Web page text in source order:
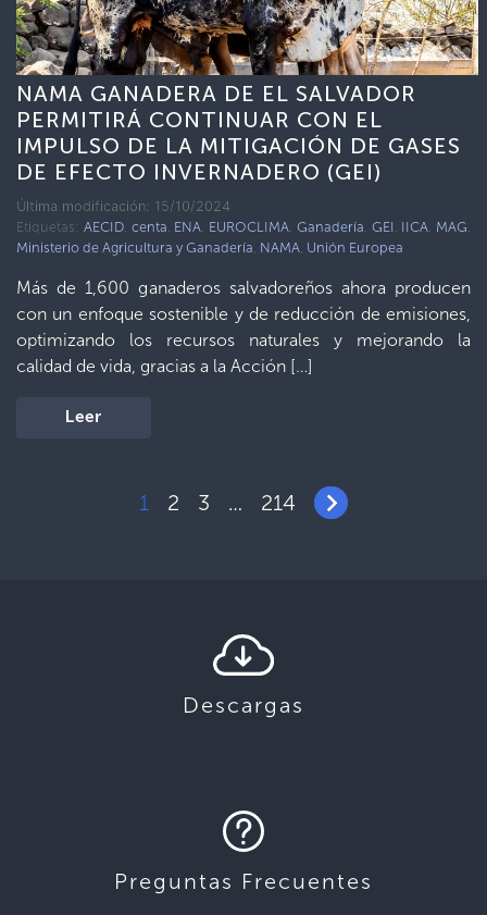
NAMA GANADERA DE EL SALVADOR
PERMITIRÁ CONTINUAR CON EL
IMPULSO DE LA MITIGACIÓN DE GASES
DE EFECTO INVERNADERO (GEI)
Última modificación: 15/10/2024
Etiquetas: AECID, centa, ENA, EUROCLIMA, Ganadería, GEI , IICA, MAG,
Ministerio de Agricultura y Ganadería, NAMA, Unión Europea
Más de 1,600 ganaderos salvadoreños ahora producen
con un enfoque sostenible y de reducción de emisiones,
optimizando los recursos naturales y mejorando la
calidad de vida, gracias a la Acción […]
Leer
1 2 3 … 214
Descargas
Preguntas Frecuentes